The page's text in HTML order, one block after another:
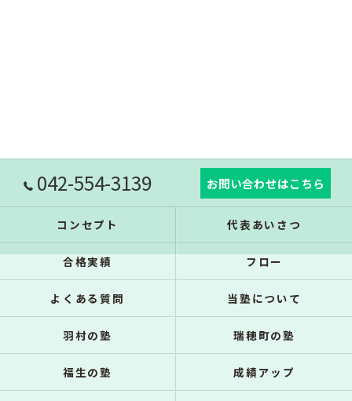
042-554-3139 お問い合わせはこちら
コンセプト 代表あいさつ
合格実績 フロー
よくある質問 当塾について
羽村の塾 瑞穂町の塾
福生の塾 成績アップ